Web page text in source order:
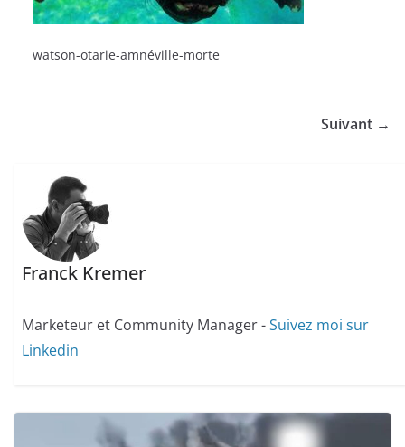
watson-otarie-amnéville-morte
Suivant →
Franck Kremer
Marketeur et Community Manager -Suivez moi sur
Linkedin